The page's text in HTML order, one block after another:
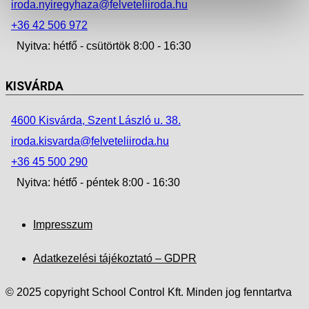
iroda.nyiregyhaza@felveteliiroda.hu
+36 42 506 972
Nyitva: hétfő - csütörtök 8:00 - 16:30
KISVÁRDA
4600 Kisvárda, Szent László u. 38.
iroda.kisvarda@felveteliiroda.hu
+36 45 500 290
Nyitva: hétfő - péntek 8:00 - 16:30
Impresszum
Adatkezelési tájékoztató – GDPR
© 2025 copyright School Control Kft. Minden jog fenntartva